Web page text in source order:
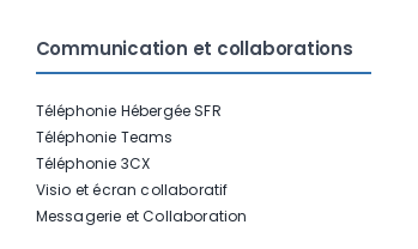
Communication et collaborations
Téléphonie Hébergée SFR
Téléphonie Teams
Téléphonie 3CX
Visio et écran collaboratif
Messagerie et Collaboration